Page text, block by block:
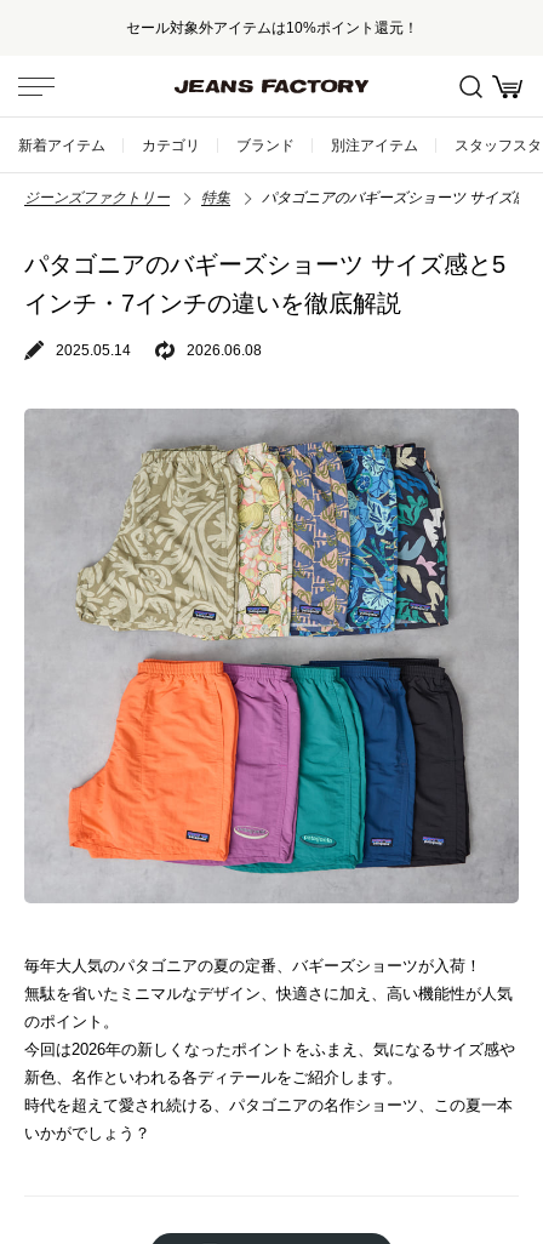
セール対象外アイテムは10%ポイント還元！
新着アイテム カテゴリ ブランド 別注アイテム スタッフス
ジーンズファクトリー 特集 パタゴニアのバギーズショーツ サイズ感
パタゴニアのバギーズショーツ サイズ感と5
インチ・7インチの違いを徹底解説
2025.05.14 2026.06.08
毎年大人気のパタゴニアの夏の定番、バギーズショーツが入荷！
無駄を省いたミニマルなデザイン、快適さに加え、高い機能性が人気
のポイント。
今回は2026年の新しくなったポイントをふまえ、気になるサイズ感や
新色、名作といわれる各ディテールをご紹介します。
時代を超えて愛され続ける、パタゴニアの名作ショーツ、この夏一本
いかがでしょう？